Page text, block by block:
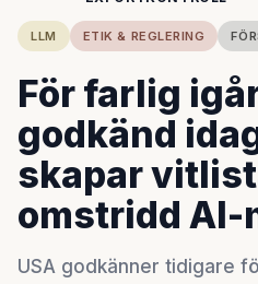
LLM ETIK & REGLERING
För farlig
godkänd
skapar
omstridd AI-
USA godkänner tidigare